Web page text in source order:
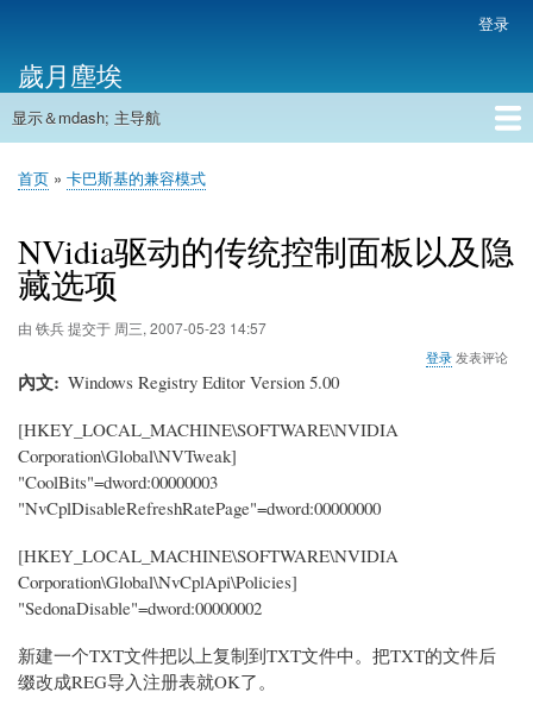
主
内
帐
户
菜
单
登录
歲月塵埃
主
航
显示＆mdash; 主导航
首页
面
屑
首页 卡巴斯基的兼容模式
NVidia驱动的传统控制面板以及隐
藏选项
由 铁兵提交于 周三, 2007-05-23 14:57
登录 发表评论
內文
Windows Registry Editor Version 5.00
[HKEY_LOCAL_MACHINE\SOFTWARE\NVIDIA
Corporation\Global\NVTweak]
"CoolBits"=dword:00000003
"NvCplDisableRefreshRatePage"=dword:00000000
[HKEY_LOCAL_MACHINE\SOFTWARE\NVIDIA
Corporation\Global\NvCplApi\Policies]
"SedonaDisable"=dword:00000002
新建一个TXT文件把以上复制到TXT文件中。把TXT的文件后
缀改成REG导入注册表就OK了。